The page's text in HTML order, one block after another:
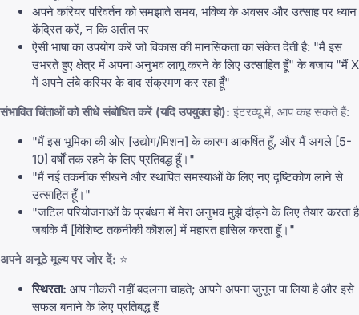
अपने करियर परिवर्तन को समझाते समय, भविष्य के अवसर और उत्साह पर ध्यान
केंद्रित करें, न कि अतीत पर
ऐसी भाषा का उपयोग करें जो विकास की मानसिकता का संकेत देती है: "मैं इस
उभरते हुए क्षेत्र में अपना अनुभव लागू करने के लिए उत्साहित हूँ" के बजाय "मैं X
में अपने लंबे करियर के बाद संक्रमण कर रहा हूँ"
संभावित चिंताओं को सीधे संबोधित करें (यदि उपयुक्त हो): इंटरव्यू में, आप कह सकते हैं:
"मैं इस भूमिका की ओर [उद्योग/मिशन] के कारण आकर्षित हूँ, और मैं अगले [5-
10] वर्षों तक रहने के लिए प्रतिबद्ध हूँ।"
"मैं नई तकनीक सीखने और स्थापित समस्याओं के लिए नए दृष्टिकोण लाने से
उत्साहित हूँ।"
"जटिल परियोजनाओं के प्रबंधन में मेरा अनुभव मुझे दौड़ने के लिए तैयार करता है
जबकि मैं [विशिष्ट तकनीकी कौशल] में महारत हासिल करता हूँ।"
अपने अनूठे मूल्य पर जोर दें: ⭐
स्थिरता: आप नौकरी नहीं बदलना चाहते; आपने अपना जुनून पा लिया है और इसे
सफल बनाने के लिए प्रतिबद्ध हैं